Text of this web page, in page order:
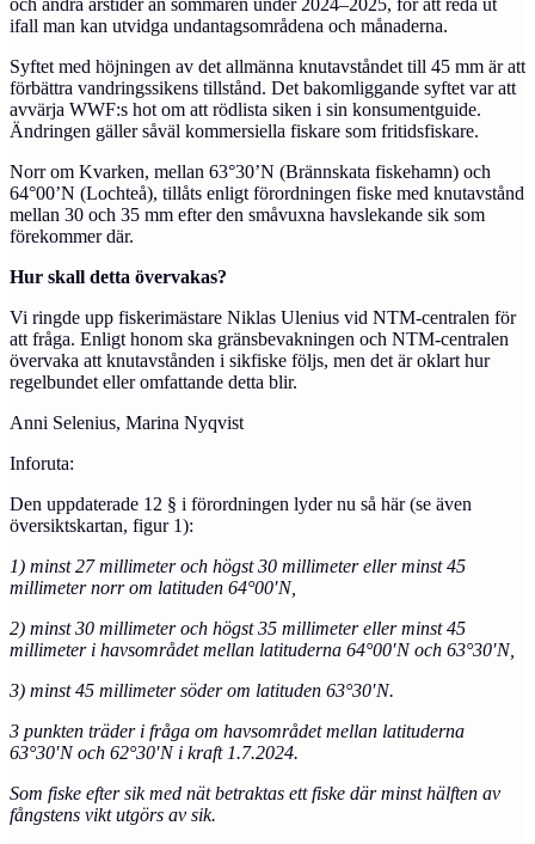
och andra årstider än sommaren under 2024–2025, för att reda ut
ifall man kan utvidga undantagsområdena och månaderna.
Syftet med höjningen av det allmänna knutavståndet till 45 mm är att
förbättra vandringssikens tillstånd. Det bakomliggande syftet var att
avvärja WWF:s hot om att rödlista siken i sin konsumentguide.
Ändringen gäller såväl kommersiella fiskare som fritidsfiskare.
Norr om Kvarken, mellan 63°30’N (Brännskata fiskehamn) och
64°00’N (Lochteå), tillåts enligt förordningen fiske med knutavstånd
mellan 30 och 35 mm efter den småvuxna havslekande sik som
förekommer där.
Hur skall detta övervakas?
Vi ringde upp fiskerimästare Niklas Ulenius vid NTM-centralen för
att fråga. Enligt honom ska gränsbevakningen och NTM-centralen
övervaka att knutavstånden i sikfiske följs, men det är oklart hur
regelbundet eller omfattande detta blir.
Anni Selenius, Marina Nyqvist
Inforuta:
Den uppdaterade 12 § i förordningen lyder nu så här (se även
översiktskartan, figur 1):
1) minst 27 millimeter och högst 30 millimeter eller minst 45
millimeter norr om latituden 64°00′N,
2) minst 30 millimeter och högst 35 millimeter eller minst 45
millimeter i havsområdet mellan latituderna 64°00′N och 63°30′N,
3) minst 45 millimeter söder om latituden 63°30′N.
3 punkten träder i fråga om havsområdet mellan latituderna
63°30′N och 62°30′N i kraft 1.7.2024.
Som fiske efter sik med nät betraktas ett fiske där minst hälften av
fångstens vikt utgörs av sik.